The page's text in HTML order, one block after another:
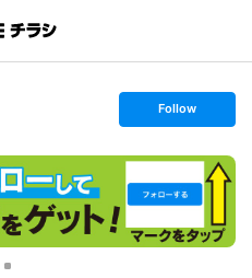
s
t
o
l
o
w
Follow